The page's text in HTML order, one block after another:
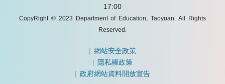
17:00
CopyRight © 2023 Department of Education, Taoyuan. All Rights
Reserved.
|網站安全政策
| 隱私權政策
|政府網站資料開放宣告